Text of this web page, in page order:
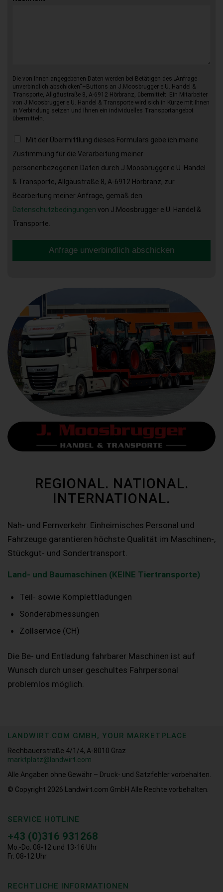
Die von Ihnen angegebenen Daten werden bei Betätigen des „Anfrage
unverbindlich abschicken“–Buttons an J.Moosbrugger e.U. Handel &
Transporte, Allgäustraße 8, A-6912 Hörbranz, übermittelt. Ein Mitarbeiter
von J.Moosbrugger e.U. Handel & Transporte wird sich in Kürze mit Ihnen
in Verbindung setzen und Ihnen ein individuelles Transportangebot
übermitteln.
Mit der Übermittlung dieses Formulars gebe ich meine
Zustimmung für die Verarbeitung meiner
personenbezogenen Daten durch J.Moosbrugger e.U. Handel
& Transporte, Allgäustraße 8, A-6912 Hörbranz, zur
Bearbeitung meiner Anfrage, gemäß den
Datenschutzbedingungen von J.Moosbrugger e.U. Handel &
Transporte.
Anfrage unverbindlich abschicken
REGIONAL. NATIONAL.
INTERNATIONAL.
Nah- und Fernverkehr. Einheimisches Personal und
Fahrzeuge garantieren höchste Qualität im Maschinen-,
Stückgut- und Sondertransport.
Land- und Baumaschinen (KEINE Tiertransporte)
Teil- sowie Komplettladungen
Sonderabmessungen
Zollservice (CH)
Die Be- und Entladung fahrbarer Maschinen ist auf
Wunsch durch unser geschultes Fahrpersonal
problemlos möglich.
LANDWIRT.COM GMBH, YOUR MARKETPLACE
Rechbauerstraße 4/1/4, A-8010 Graz
marktplatz@landwirt.com
Alle Angaben ohne Gewähr – Druck- und Satzfehler vorbehalten.
© Copyright 2026
Landwirt.com GmbH Alle Rechte vorbehalten.
SERVICE HOTLINE
+43 (0)316 931268
Mo.-Do. 08-12 und 13-16 Uhr
Fr. 08-12 Uhr
RECHTLICHE INFORMATIONEN